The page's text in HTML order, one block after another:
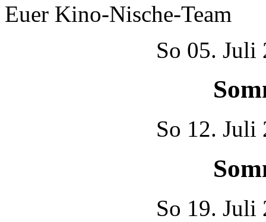
Euer Kino-Nische-Team
So 05. Juli
So 12. Juli
So 19. Juli